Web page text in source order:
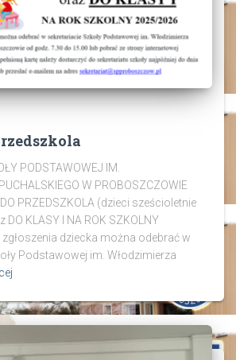
PODSTAWOWEJ IM.
W PROBOSZCZOWIE
PRZEDSZKOLA (dzieci sześcioletnie
DO KLASY I NA ROK SZKOLNY
dziecka można odebrać w
Podstawowej im. Włodzimierza